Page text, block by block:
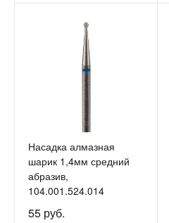
Насадка алмазная
шарик 1,4мм средний
абразив,
104.001.524.014
55 руб.